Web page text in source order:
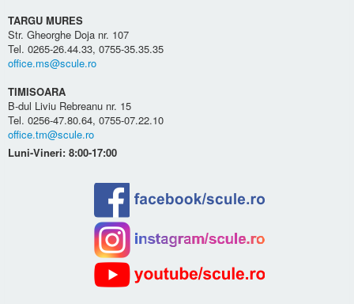
TARGU MURES
Str. Gheorghe Doja nr. 107
Tel. 0265-26.44.33, 0755-35.35.35
office.ms@scule.ro
TIMISOARA
B-dul Liviu Rebreanu nr. 15
Tel. 0256-47.80.64, 0755-07.22.10
office.tm@scule.ro
Luni-Vineri: 8:00-17:00